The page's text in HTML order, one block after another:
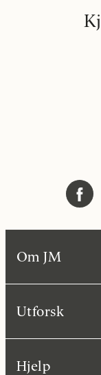
Om JM
Utforsk
Hjelp